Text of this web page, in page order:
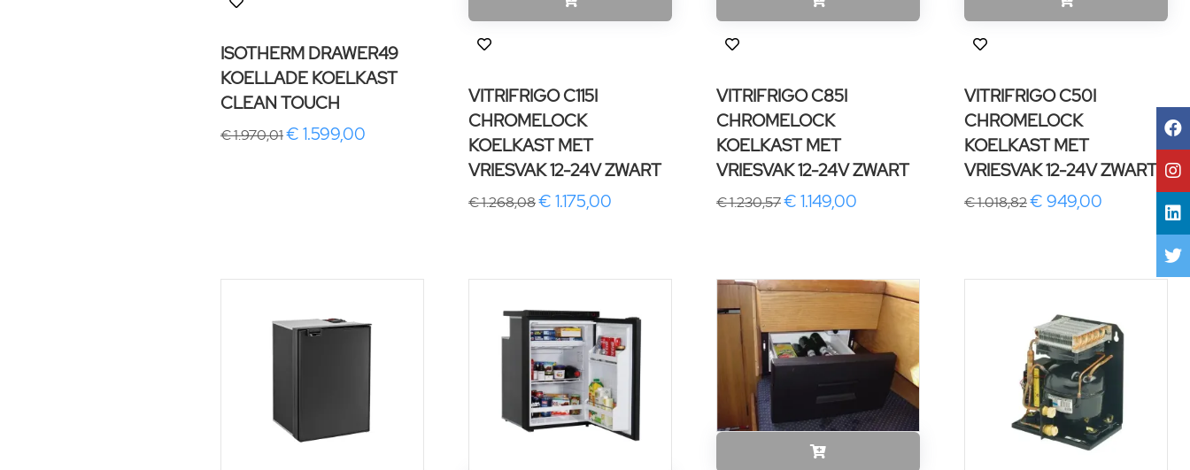
ISOTHERM DRAWER49
KOELLADE KOELKAST
CLEAN TOUCH
€ 1.970,01€ 1.599,00
VITRIFRIGO C115I
CHROMELOCK
KOELKAST MET
VRIESVAK 12-24V ZWART
€ 1.268,08€ 1.175,00
VITRIFRIGO C85I
CHROMELOCK
KOELKAST MET
VRIESVAK 12-24V ZWART
€ 1.230,57€ 1.149,00
VITRIFRIGO C50I
CHROMELOCK
KOELKAST MET
VRIESVAK 12-24V ZWART
€ 1.018,82€ 949,00